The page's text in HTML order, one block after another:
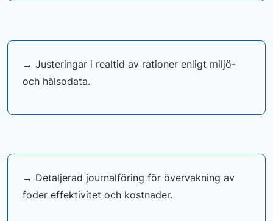
→ Justeringar i realtid av rationer enligt miljö-
och hälsodata.
→ Detaljerad journalföring för övervakning av
foder effektivitet och kostnader.